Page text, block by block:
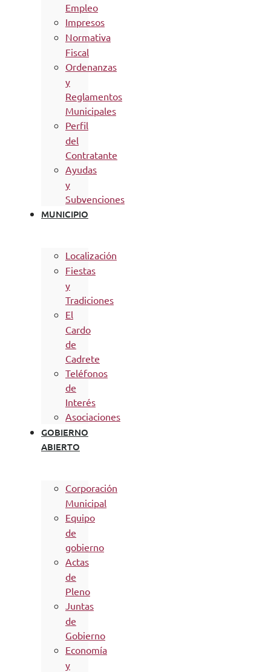
Empleo
Impresos
Normativa
Fiscal
Ordenanzas
y
Reglamentos
Municipales
Perfil
del
Contratante
Ayudas
y
Subvenciones
MUNICIPIO
Localización
Fiestas
y
Tradiciones
El
Cardo
de
Cadrete
Teléfonos
de
Interés
Asociaciones
GOBIERNO
ABIERTO
Corporación
Municipal
Equipo
de
gobierno
Actas
de
Pleno
Juntas
de
Gobierno
Economía
y